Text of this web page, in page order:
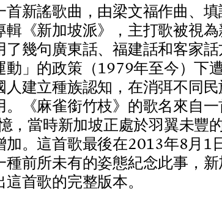
首新謠歌曲 ， 由梁文福作曲、 填
輯《新加坡派》 ， 主打歌被視為
了幾句廣東話、福建話和客家話
動 」 的政策 （1979年至今）下
人建立種族認知 ， 在消弭不同民
。 《麻雀銜竹枝》 的歌名來自一
，當時新加坡正處於羽翼未豐
加。這首歌最後在2013年8月 1
種前所未有的姿態紀念此事 ， 新
這首歌的完整版本。